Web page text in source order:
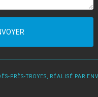
PRÈS-TROYES, RÉALISÉ PAR